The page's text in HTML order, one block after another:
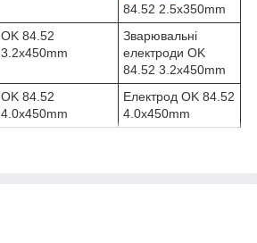
84.52 2.5x350mm
OK 84.52
3.2x450mm
Зварювальні
електроди OK
84.52 3.2x450mm
OK 84.52
4.0x450mm
Електрод OK 84.52
4.0x450mm